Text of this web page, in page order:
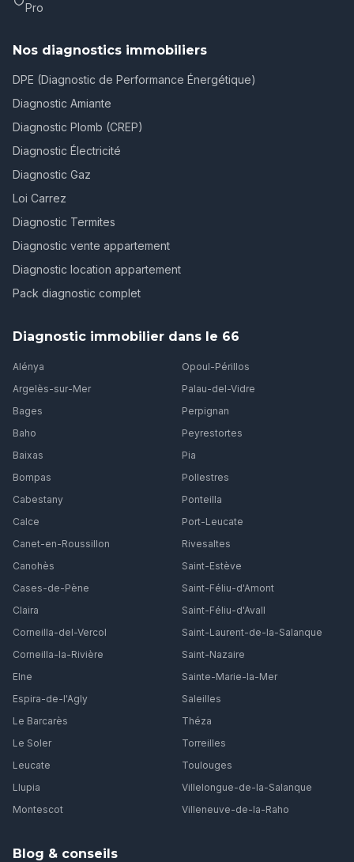
Pro
Nos diagnostics immobiliers
DPE (Diagnostic de Performance Énergétique)
Diagnostic Amiante
Diagnostic Plomb (CREP)
Diagnostic Électricité
Diagnostic Gaz
Loi Carrez
Diagnostic Termites
Diagnostic vente appartement
Diagnostic location appartement
Pack diagnostic complet
Diagnostic immobilier dans le 66
Alénya
Argelès-sur-Mer
Bages
Baho
Baixas
Bompas
Cabestany
Calce
Canet-en-Roussillon
Canohès
Cases-de-Pène
Claira
Corneilla-del-Vercol
Corneilla-la-Rivière
Elne
Espira-de-l'Agly
Le Barcarès
Le Soler
Leucate
Llupia
Montescot
Opoul-Périllos
Palau-del-Vidre
Perpignan
Peyrestortes
Pia
Pollestres
Ponteilla
Port-Leucate
Rivesaltes
Saint-Estève
Saint-Féliu-d'Amont
Saint-Féliu-d'Avall
Saint-Laurent-de-la-Salanque
Saint-Nazaire
Sainte-Marie-la-Mer
Saleilles
Théza
Torreilles
Toulouges
Villelongue-de-la-Salanque
Villeneuve-de-la-Raho
Blog & conseils